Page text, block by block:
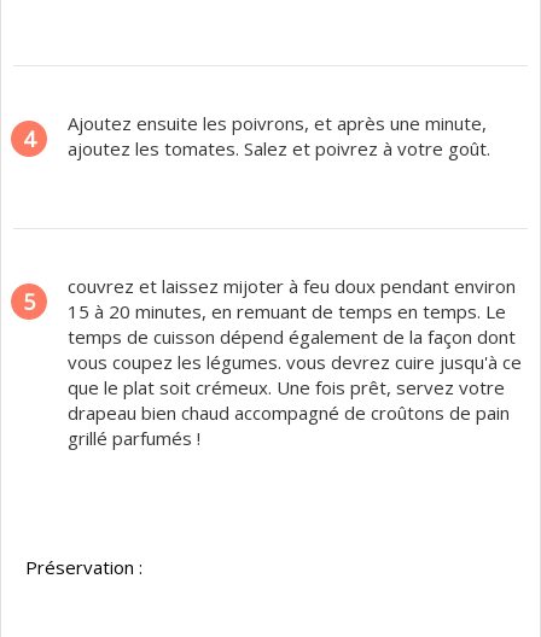
4
Ajoutez ensuite les poivrons, et après une minute,
ajoutez les tomates. Salez et poivrez à votre goût.
5
couvrez et laissez mijoter à feu doux pendant environ
15 à 20 minutes, en remuant de temps en temps. Le
temps de cuisson dépend également de la façon dont
vous coupez les légumes. vous devrez cuire jusqu'à ce
que le plat soit crémeux. Une fois prêt, servez votre
drapeau bien chaud accompagné de croûtons de pain
grillé parfumés !
Préservation :